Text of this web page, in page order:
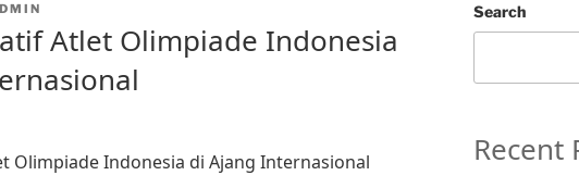
Atlet Olimpiade Indonesia
Olimpiade Indonesia di Ajang Internasional
Search
Recent